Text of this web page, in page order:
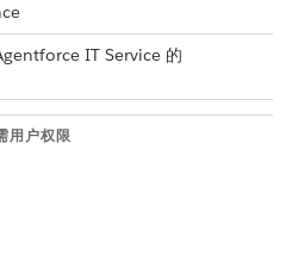
IT Service 的
用户权限